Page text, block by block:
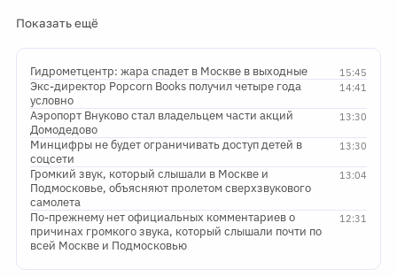
Показать ещё
15:45
Гидрометцентр: жара спадет в Москве в выходные
14:41
Экс-директор Popcorn Books получил четыре года
условно
13:30
Аэропорт Внуково стал владельцем части акций
Домодедово
13:30
Минцифры не будет ограничивать доступ детей в
соцсети
13:04
Громкий звук, который слышали в Москве и
Подмосковье, объясняют пролетом сверхзвукового
самолета
12:31
По-прежнему нет официальных комментариев о
причинах громкого звука, который слышали почти по
всей Москве и Подмосковью